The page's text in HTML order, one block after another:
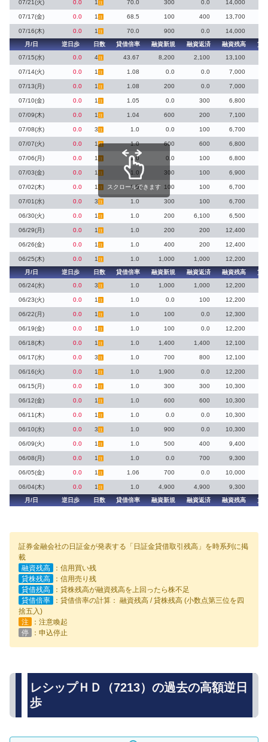
07/21(火) 0.0 1 注 70.0 300 0.0 14,000
07/17(金) 0.0 1 注 68.5 100 400 13,700
07/16(木) 0.0 1 注 70.0 900 0.0
14,000
月/日
逆日歩 日数 貸借倍率 融資新規 融資返済 融資残高
貸
07/15(水)
0.0 4注 43.67 8,200 2,100 13,100
07/14(火) 0.0 1 注 1.08 0.0 0.0 7,000
07/13(月) 0.0 1 注 1.08 200 0.0 7,000
07/10(金) 0.0 1 注 1.05 0.0 300 6,800
07/09(木) 0.0 1 注 1.04 600 200 7,100
07/08(水) 0.0 3 注 1.0 0.0 100 6,700
07/07(火) 0.0 1 注 1.0 600 600 6,800
07/06(月) 0.0 1 注 1.0 0.0 100 6,800
07/03(金) 0.0 1 注 1.0 300 100 6,900
07/02(木) 0.0 1 注 1.0 100 100 6,700
07/01(水) 0.0 3 注 1.0 300 100 6,700
06/30(火) 0.0 1 注 1.0 200 6,100 6,500
06/29(月) 0.0 1 注 1.0 200 200 12,400
06/26(金) 0.0 1 注 1.0 400 200 12,400
06/25(木) 0.0 1 注 1.0 1,000 1,000
12,200
月/日
逆日歩 日数 貸借倍率 融資新規 融資返済 融資残高
貸
06/24(水)
0.0 3 注 1.0 1,000 1,000 12,200
06/23(火) 0.0 1 注 1.0 0.0 100 12,200
06/22(月) 0.0 1 注 1.0 100 0.0 12,300
06/19(金) 0.0 1 注 1.0 100 0.0 12,200
06/18(木) 0.0 1 注 1.0 1,400 1,400 12,100
06/17(水) 0.0 3 注 1.0 700 800 12,100
06/16(火) 0.0 1 注 1.0 1,900 0.0 12,200
06/15(月) 0.0 1 注 1.0 300 300 10,300
06/12(金) 0.0 1 注 1.0 600 600 10,300
06/11(木) 0.0 1 注 1.0 0.0 0.0 10,300
06/10(水) 0.0 3 注 1.0 900 0.0 10,300
06/09(火) 0.0 1 注 1.0 500 400 9,400
06/08(月) 0.0 1 注 1.0 0.0 700 9,300
06/05(金) 0.0 1 注 1.06 700 0.0 10,000
06/04(木) 0.0 1 注 1.0 4,900 4,900
9,300
月/日
逆日歩 日数 貸借倍率 融資新規 融資返済 融資残高 貸
スクロールできます
証券金融会社の日証金が発表する「日証金貸借取引残高」を時系列に掲
載
融資残高
：信用買い残
貸株残高
：信用売り残
貸借残高
：貸株残高が融資残高を上回ったら株不足
貸借倍率
：貸借倍率の計算： 融資残高 / 貸株残高 (小数点第三位を四
捨五入)
注
：注意喚起
停
：申込停止
レシップＨＤ（7213）の過去の高額逆日
歩